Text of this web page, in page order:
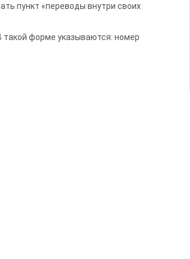
пункт «переводы внутри своих
такой форме указываются: номер